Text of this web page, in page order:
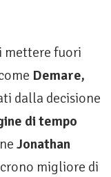
mettere fuori
Demare,
dalla decisione
di tempo
Jonathan
migliore di